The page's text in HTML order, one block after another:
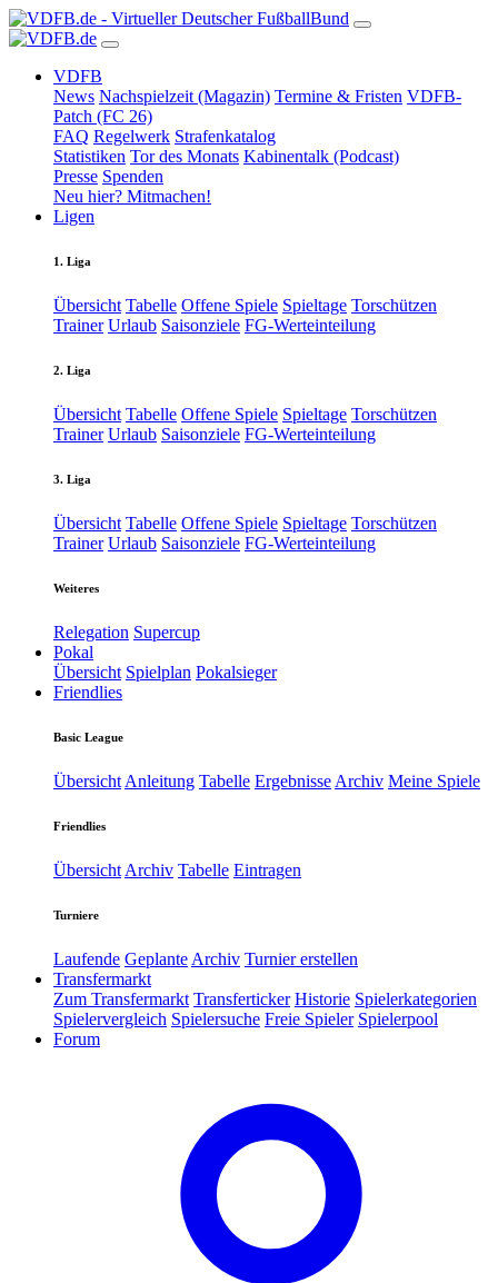
VDFB
News Nachspielzeit (Magazin) Termine & Fristen VDFB-
Patch (FC 26)
FAQ Regelwerk Strafenkatalog
Statistiken Tor des Monats Kabinentalk (Podcast)
Presse Spenden
Neu hier? Mitmachen!
Ligen
1. Liga
Übersicht Tabelle Offene Spiele Spieltage Torschützen
Trainer Urlaub Saisonziele FG-Werteinteilung
2. Liga
Übersicht Tabelle Offene Spiele Spieltage Torschützen
Trainer Urlaub Saisonziele FG-Werteinteilung
3. Liga
Übersicht Tabelle Offene Spiele Spieltage Torschützen
Trainer Urlaub Saisonziele FG-Werteinteilung
Weiteres
Relegation Supercup
Pokal
Übersicht Spielplan Pokalsieger
Friendlies
Basic League
Übersicht Anleitung Tabelle Ergebnisse Archiv Meine Spiele
Friendlies
Übersicht Archiv Tabelle Eintragen
Turniere
Laufende Geplante Archiv Turnier erstellen
Transfermarkt
Zum Transfermarkt Transferticker Historie Spielerkategorien
Spielervergleich Spielersuche Freie Spieler Spielerpool
Forum